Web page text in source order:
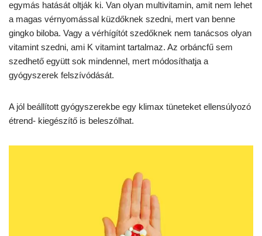
egymás hatását oltják ki. Van olyan multivitamin, amit nem lehet
a magas vérnyomással küzdőknek szedni, mert van benne
gingko biloba. Vagy a vérhígítót szedőknek nem tanácsos olyan
vitamint szedni, ami K vitamint tartalmaz. Az orbáncfű sem
szedhető együtt sok mindennel, mert módosíthatja a
gyógyszerek felszívódását.
A jól beállított gyógyszerekbe egy klimax tüneteket ellensúlyozó
étrend- kiegészítő is beleszólhat.